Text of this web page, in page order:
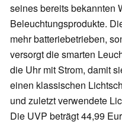
seines bereits bekannten
Beleuchtungsprodukte.
mehr batteriebetrieben,
versorgt die smarten
die Uhr mit Strom, damit
einen klassischen
und zuletzt verwendete
Die UVP beträgt 44,99